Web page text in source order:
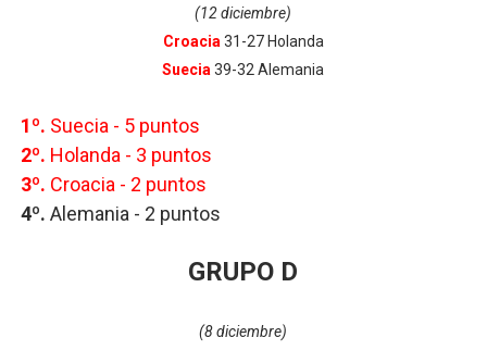
(12 diciembre)
Croacia 31-27 Holanda
Suecia39-32 Alemania
1º. Suecia - 5puntos
2º. Holanda - 3 puntos
3º. Croacia - 2 puntos
4º. Alemania - 2 puntos
GRUPO D
(8 diciembre)